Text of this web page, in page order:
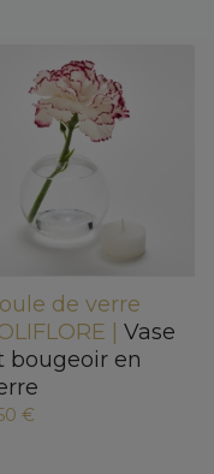
de verre
| Vase
bougeoir en
€